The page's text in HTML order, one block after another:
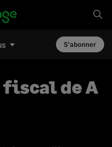
S'abonner
de A